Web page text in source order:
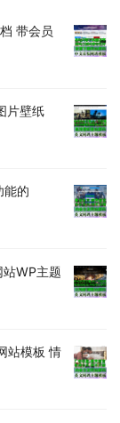
带会员
片壁纸
能的
WP主题
站模板 情